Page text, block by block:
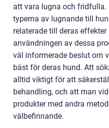
att vara lugna och
typerna av lugnande till
relaterade till deras
användningen av dessa
väl informerade beslut om
bäst för deras hund. Att
alltid viktigt för att
behandling, och att man
produkter med andra
välbefinnande.